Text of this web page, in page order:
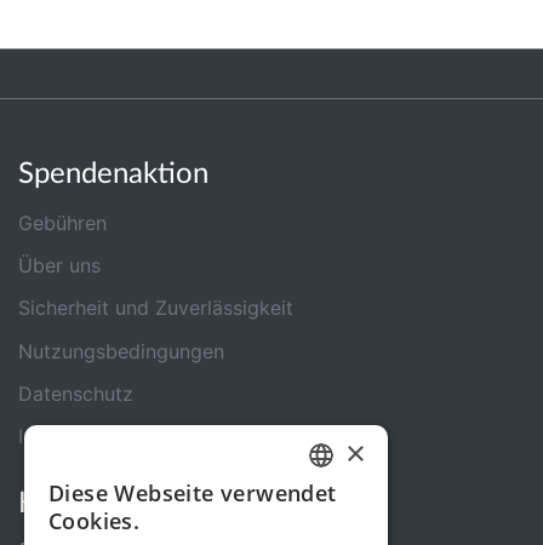
Spendenaktion
Gebühren
Über uns
Sicherheit und Zuverlässigkeit
Nutzungsbedingungen
Datenschutz
Impressum
Kontakt GERMAN
×
Diese Webseite verwendet
Cookies.